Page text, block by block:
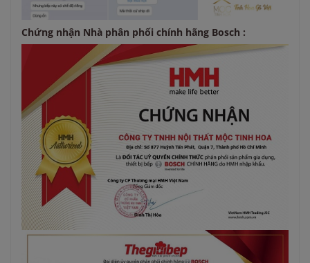
Chứng nhận Nhà phân phối chính hãng Bosch :